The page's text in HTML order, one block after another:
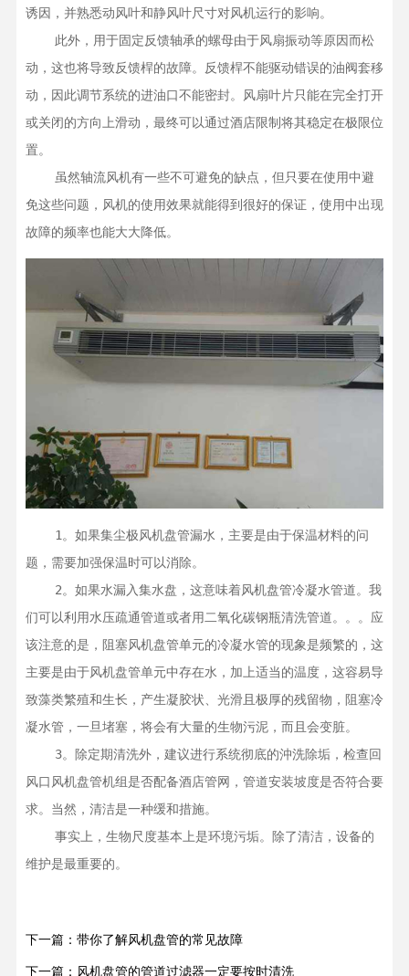
诱因，并熟悉动风叶和静风叶尺寸对风机运行的影响。
动，这也将导致反馈桿的故障。反馈桿不能驱动错误的油阀套移
动，因此调节系统的进油口不能密封。风扇叶片只能在完全打开
或关闭的方向上滑动，最终可以通过酒店限制将其稳定在极限位
置。
免这些问题，风机的使用效果就能得到很好的保证，使用中出现
题，需要加强保温时可以消除。
们可以利用水压疏通管道或者用二氧化碳钢瓶清洗管道。。。应
该注意的是，阻塞风机盘管单元的冷凝水管的现象是频繁的，这
主要是由于风机盘管单元中存在水，加上适当的温度，这容易导
致藻类繁殖和生长，产生凝胶状、光滑且极厚的残留物，阻塞冷
凝水管，一旦堵塞，将会有大量的生物污泥，而且会变脏。
风口风机盘管机组是否配备酒店管网，管道安装坡度是否符合要
求。当然，清洁是一种缓和措施。
维护是最重要的。
下一篇：带你了解风机盘管的常见故障
下一篇：风机盘管的管道过滤器一定要按时清洗